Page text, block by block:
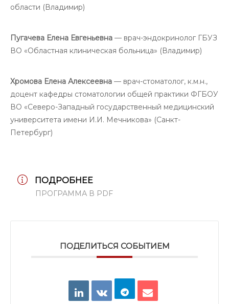
области (Владимир)
Пугачева Елена Евгеньевна — врач-эндокринолог ГБУЗ
ВО «Областная клиническая больница» (Владимир)
Хромова Елена Алексеевна — врач-стоматолог, к.м.н.,
доцент кафедры стоматологии общей практики ФГБОУ
ВО «Северо-Западный государственный медицинский
университета имени И.И. Мечникова» (Санкт-
Петербург)
ПОДРОБНЕЕ
ПРОГРАММА В PDF
ПОДЕЛИТЬСЯ СОБЫТИЕМ